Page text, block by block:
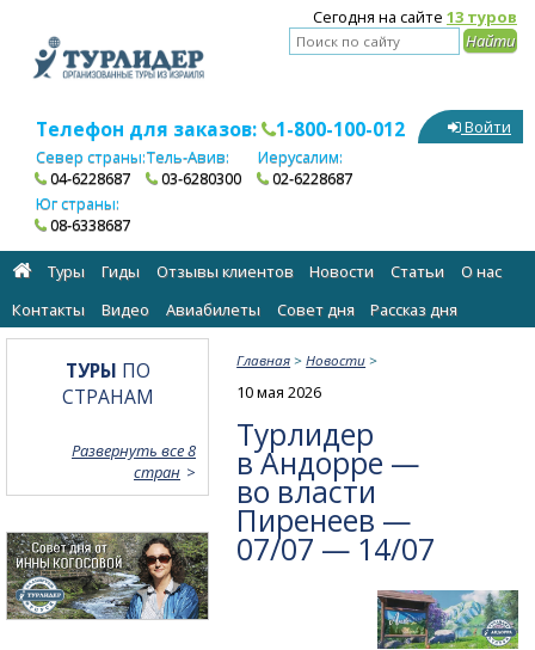
Сегодня на сайте 13 туров
Телефон для заказов: 1-800-100-012
Север страны:
04-6228687
Тель-Авив:
03-6280300
Иерусалим:
02-6228687
Юг страны:
08-6338687
Войти
Туры Гиды Отзывы клиентов Новости Статьи
О нас
Контакты
Видео Авиабилеты Cовет дня Рассказ дня
Главная >Новости >
10 мая 2026
Турлидер
в Андорре —
во власти
Пиренеев —
07/07 — 14/07
ТУРЫ ПО
СТРАНАМ
Развернуть все 8
стран